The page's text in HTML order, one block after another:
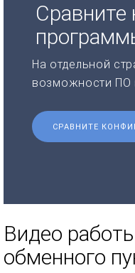
Сравните
На отдельной
возможности ПО
СРАВНИТЕ
Видео
обменного